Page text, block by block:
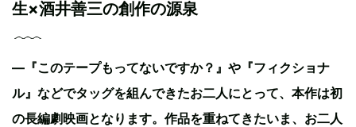
生×酒井善三の創作の源泉
—『このテープもってないですか？』や『フィクショナ
ル』などでタッグを組んできたお二人にとって、本作は初
の長編劇映画となります。作品を重ねてきたいま、お二人